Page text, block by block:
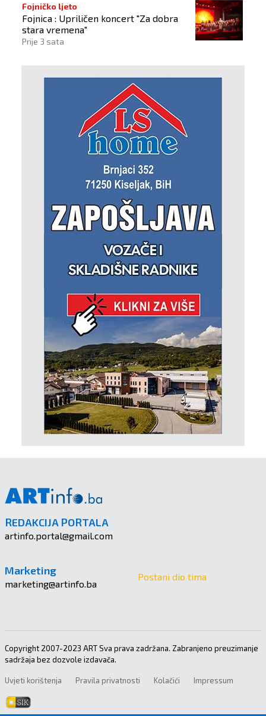
Fojničko ljeto
Fojnica : Upriličen koncert "Za dobra
stara vremena"
Prije 3 sata
REDAKCIJA PORTALA
artinfo.portal@gmail.com
Marketing
marketing@artinfo.ba
Postani dio tima
Copyright 2007-2023 ART Sva prava zadržana. Zabranjeno preuzimanje
sadržaja bez dozvole izdavača.
Uvjeti korištenja Pravila privatnosti Kolačići Impressum